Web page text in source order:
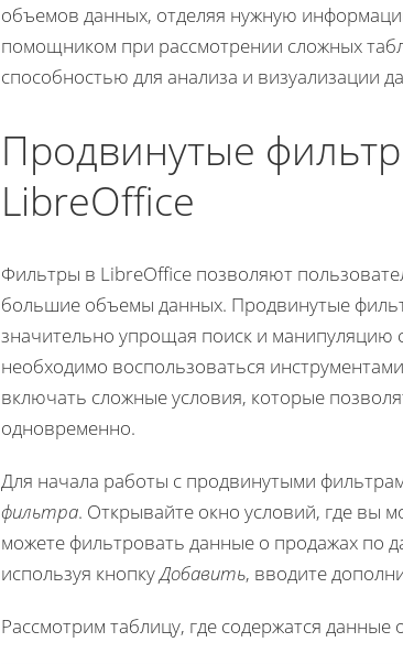
объемов данных, отделяя нужную
помощником при рассмотрении сложных
способностью для анализа и визуализации
Продвинутые
LibreOffice
Фильтры в LibreOffice позволяют
большие объемы данных. Продвинутые
значительно упрощая поиск и
необходимо воспользоваться
включать сложные условия, которые
одновременно.
Для начала работы с продвинутыми
фильтра. Открывайте окно условий, где вы
можете фильтровать данные о продажах по
используя кнопкуДобавить, вводите
Рассмотрим таблицу, где содержатся данные